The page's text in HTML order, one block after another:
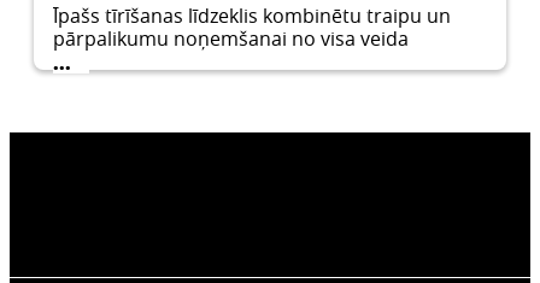
Īpašs tīrīšanas līdzeklis kombinētu traipu un
pārpalikumu noņemšanai no visa veida
keramikas plāksnēm un dabiskā akmens.
...